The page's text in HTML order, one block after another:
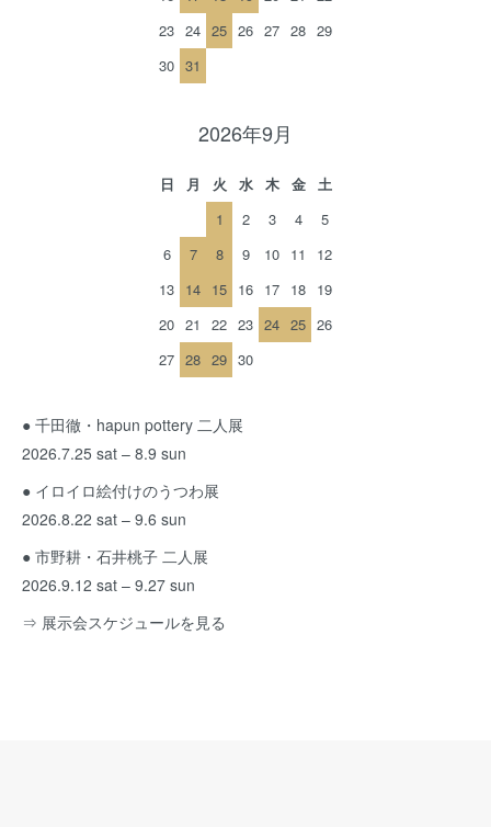
23 24 25 26 27 28 29
30 31
2026年9月
日 月 火 水 木 金
土
1
2 3 4
5
6
7 8 9 10 11
12
13 14 15 16 17 18 19
20 21 22 23 24 25 26
27 28 29 30
● 千田徹・hapun pottery 二人展
2026.7.25 sat – 8.9 sun
● イロイロ絵付けのうつわ展
2026.8.22 sat – 9.6 sun
● 市野耕・石井桃子 二人展
2026.9.12 sat – 9.27 sun
⇒ 展示会スケジュールを見る